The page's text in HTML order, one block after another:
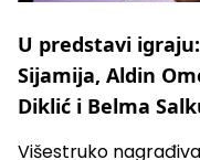
U predstavi
Sijamija, Aldin
Diklić i Belma
Višestruko